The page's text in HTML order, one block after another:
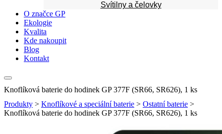
Svítilny a čelovky
O značce GP
Ekologie
Kvalita
Kde nakoupit
Blog
Kontakt
Knoflíková baterie do hodinek GP 377F (SR66, SR626), 1 ks
Produkty > Knoflíkové a speciální baterie > Ostatní baterie >
Knoflíková baterie do hodinek GP 377F (SR66, SR626), 1 ks